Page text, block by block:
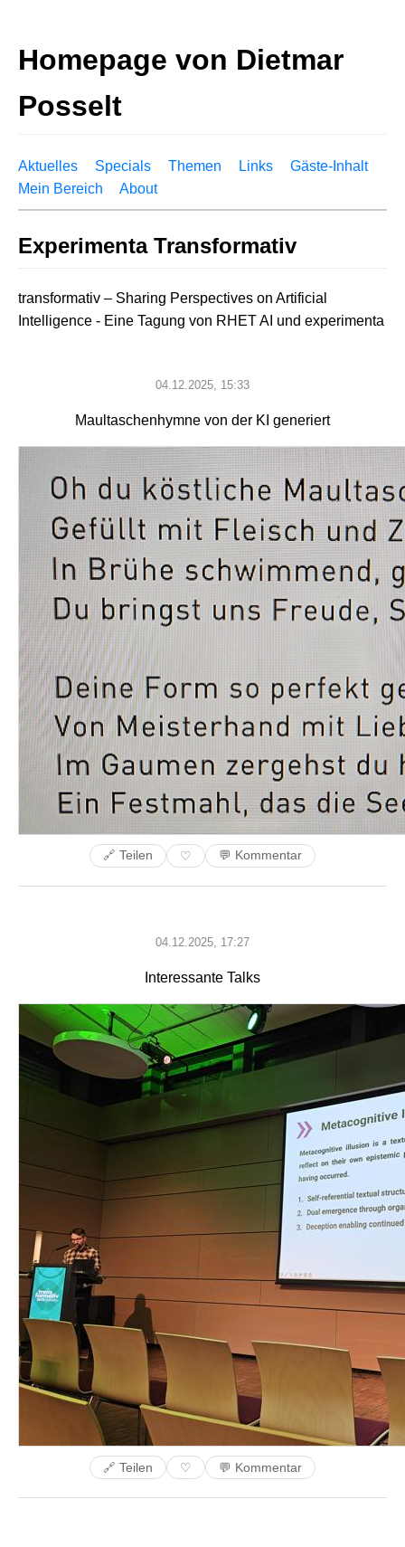
Homepage von Dietmar
Posselt
Aktuelles Specials Themen Links
Gäste-Inhalt
Mein Bereich
About
Experimenta Transformativ
transformativ – Sharing Perspectives on Artificial
Intelligence - Eine Tagung von RHET AI und experimenta
04.12.2025, 15:33
Maultaschenhymne von der KI generiert
🔗 Teilen ♡ 💬 Kommentar
04.12.2025, 17:27
Interessante Talks
🔗 Teilen ♡ 💬 Kommentar